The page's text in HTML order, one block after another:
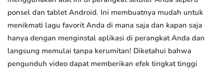
ponsel dan tablet Android. Ini membuatnya mudah untuk
menikmati lagu favorit Anda di mana saja dan kapan saja
hanya dengan menginstal aplikasi di perangkat Anda dan
langsung memulai tanpa kerumitan! Diketahui bahwa
pengunduh video dapat memberikan efek tingkat tinggi